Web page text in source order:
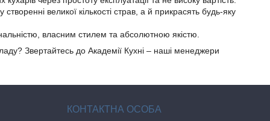
великої кількості страв, а й прикрасять будь-яку
власним стилем та абсолютною якістю.
Звертайтесь до Академії Кухні – наші менеджери